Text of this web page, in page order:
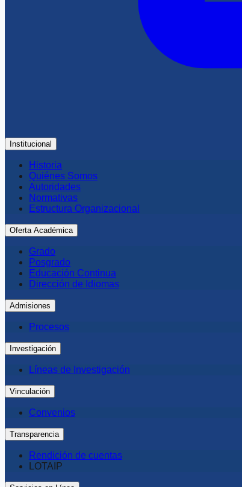
Institucional
Historia
Quiénes Somos
Autoridades
Normativas
Estructura Organizacional
Oferta Académica
Grado
Posgrado
Educación Continua
Dirección de Idiomas
Admisiones
Procesos
Investigación
Líneas de Investigación
Vinculación
Convenios
Transparencia
Rendición de cuentas
LOTAIP